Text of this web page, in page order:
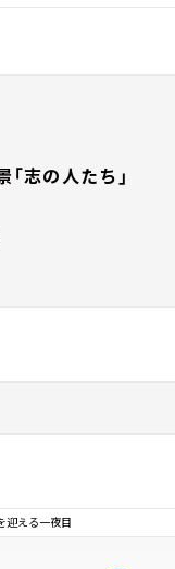
志の人たち」
迎える一夜目